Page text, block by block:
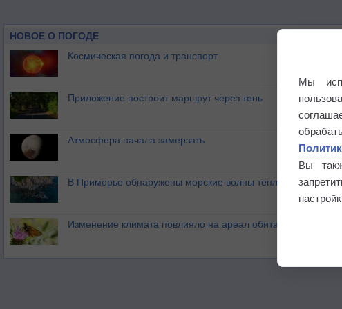
НОВОЕ О ПОГОДЕ
Космическая погода и транспорт
Приложение построит маршрут через тень
Атмосфера начала замерзать
В Приморье обнаружены морские волны тепла
Изменение климата повлияло на ареал обитания бабочек
Мы
Вы